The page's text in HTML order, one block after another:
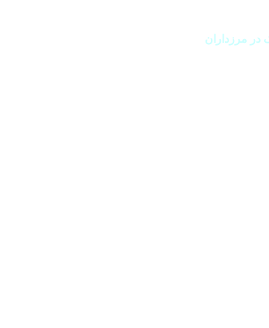
در مرزداران